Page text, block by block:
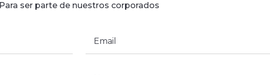
Para ser parte de nuestros corporados